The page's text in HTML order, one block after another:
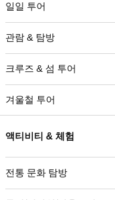
일일 투어
관람 & 탐방
크루즈 & 섬 투어
겨울철 투어
액티비티 & 체험
전통 문화 탐방